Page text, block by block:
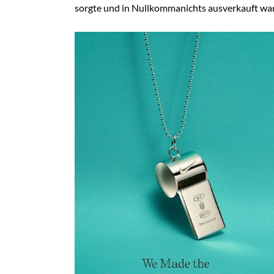
sorgte und in Nullkommanichts ausverkauft